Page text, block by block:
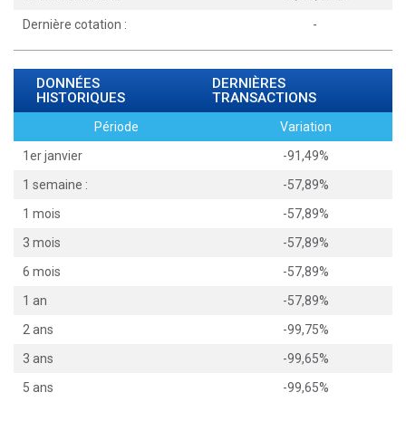
Dernière cotation :
-
DONNÉES
HISTORIQUES
DERNIÈRES
TRANSACTIONS
Période
Variation
1er janvier
-91,49%
1 semaine :
-57,89%
1 mois
-57,89%
3 mois
-57,89%
6 mois
-57,89%
1 an
-57,89%
2 ans
-99,75%
3 ans
-99,65%
5 ans
-99,65%